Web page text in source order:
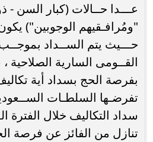
عـــدا حــالات (كبار السن -
"ومُرافـقيهم الوجوبين")
حـــيث يتم الســداد
القــومى السارية الصلاحية
بفرصة الحج بسداد أية
تفرضـها السلطـات
سداد التكاليف خلال الفترة
تنازل من الفائز عن فرصة